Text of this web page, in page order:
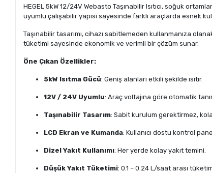
HEGEL 5kW 12/24V Webasto Taşınabilir Isıtıcı, soğuk
uyumlu çalışabilir yapısı sayesinde farklı araçlarda esnek
Taşınabilir tasarımı, cihazı sabitlemeden kullanmanıza
tüketimi sayesinde ekonomik ve verimli bir çözüm sunar.
Öne Çıkan Özellikler:
5kW Isıtma Gücü: Geniş alanları etkili şekilde ısıtır.
12V / 24V Uyumlu: Araç voltajına göre otomatik
Taşınabilir Tasarım: Sabit kurulum gerektirmez,
LCD Ekran ve Kumanda: Kullanıcı dostu kontrol
Dizel Yakıt Kullanımı: Her yerde kolay yakıt temini.
Düşük Yakıt Tüketimi: 0.1 – 0.24 L/saat arası